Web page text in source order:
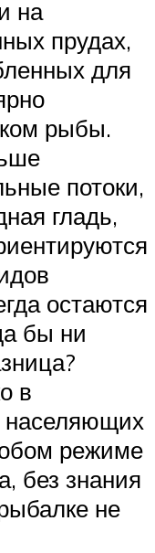
на
прудах,
для
рыбы.
потоки,
гладь,
остаются
бы ни
в
населяющих
режиме
без знания
не